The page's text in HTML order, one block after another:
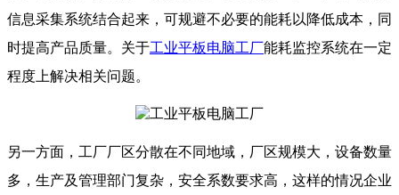
信息采集系统结合起来，可规避不必要的能耗以降低成本，同
时提高产品质量。关于工业平板电脑工厂能耗监控系统在一定
程度上解决相关问题。
另一方面，工厂厂区分散在不同地域，厂区规模大，设备数量
多，生产及管理部门复杂，安全系数要求高，这样的情况企业